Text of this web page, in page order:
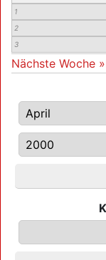
1
2
3
Nächste Woche »